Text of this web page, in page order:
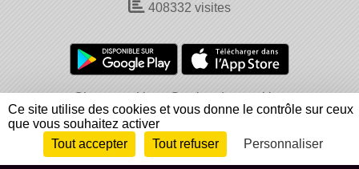
408332 visites
Charte cookies
Gestion des cookies
Informations légales
Signaler un contenu inapproprié
Envie de participer ? Connexion
Ce site utilise des cookies et vous donne le contrôle sur ceux
que vous souhaitez activer
Tout accepter
Tout refuser Personnaliser